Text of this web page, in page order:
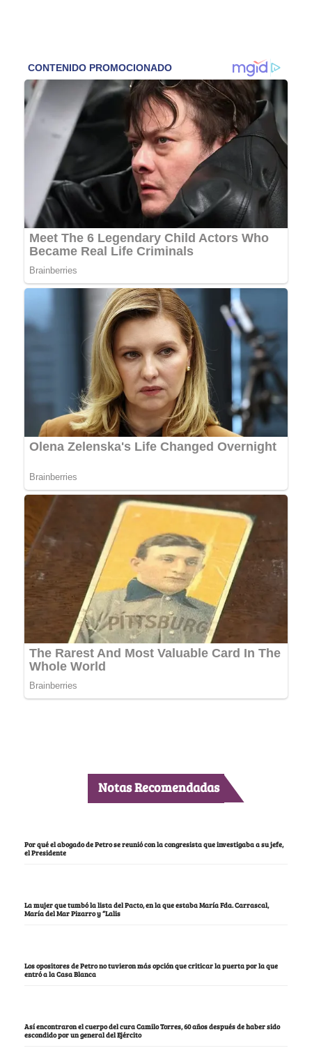
Notas Recomendadas
Por qué el abogado de Petro se reunió con la congresista que investigaba a su jefe,
el Presidente
La mujer que tumbó la lista del Pacto, en la que estaba María Fda. Carrascal,
María del Mar Pizarro y “Lalis
Los opositores de Petro no tuvieron más opción que criticar la puerta por la que
entró a la Casa Blanca
Así encontraron el cuerpo del cura Camilo Torres, 60 años después de haber sido
escondido por un general del Ejército